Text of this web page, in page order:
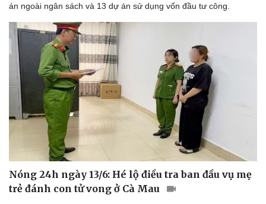
án ngoài ngân sách và 13 dự án sử dụng vốn đầu tư công.
Nóng 24h ngày 13/6: Hé lộ điều tra ban đầu vụ mẹ
trẻ đánh con tử vong ở Cà Mau